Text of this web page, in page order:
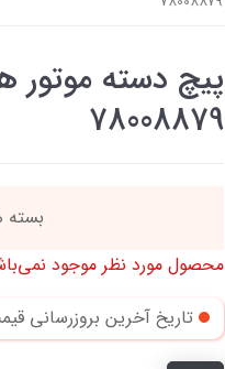
پیچ دسته موتور
78008879
محصول مورد نظر موجود
تاریخ آخرین بروزرسانی